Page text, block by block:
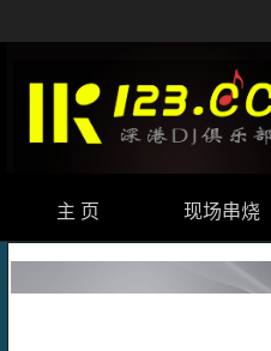
主 页 现场串烧